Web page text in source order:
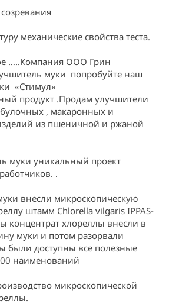
механические свойства теста.
…..Компания ООО Грин
муки  попробуйте наш
«Стимул»
продукт .Продам улучшители
, макаронных и
из пшеничной и ржаной
муки уникальный проект
.
внесли микроскопическую
штамм Chlorella vilgaris IPPAS-
концентрат хлореллы внесли в
муки и потом разорвали
были доступны все полезные
наименований
микроскопической